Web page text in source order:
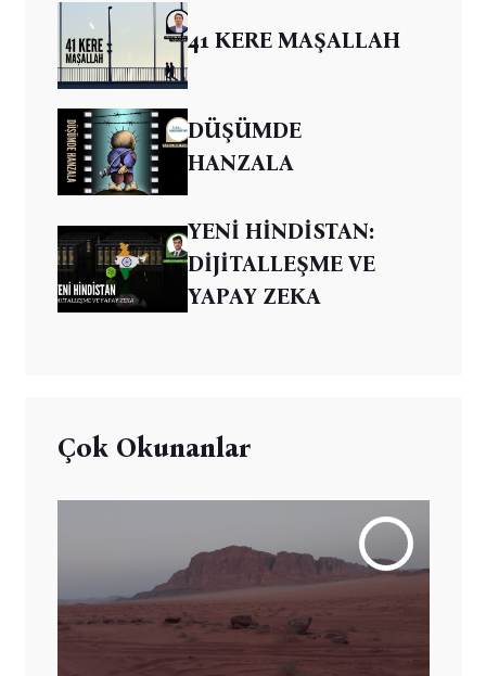
41 KERE MAŞALLAH
DÜŞÜMDE
HANZALA
YENİ HİNDİSTAN:
DİJİTALLEŞME VE
YAPAY ZEKA
Çok Okunanlar